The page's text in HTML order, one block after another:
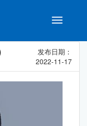
Toggle
发布日期：
2022-11-17